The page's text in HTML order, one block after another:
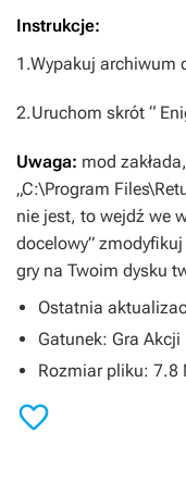
Instrukcje:
1.Wypakuj archiwum
2.Uruchom skrót “
Uwaga: mod
„C:\Program
nie jest, to wejdź we
docelowy”
gry na Twoim dysku
Ostatnia
Gatunek: Gra Akcji
Rozmiar pliku: 7.8
